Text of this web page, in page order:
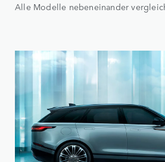
Alle Modelle nebeneinander